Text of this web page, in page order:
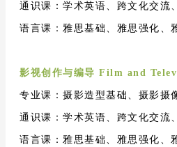
通识课：学术英语、跨文化交流
语言课：雅思基础、雅思强化、
影视创作与编导 Film and
专业课：摄影造型基础、摄影摄
通识课：学术英语、跨文化交流
语言课：雅思基础、雅思强化、